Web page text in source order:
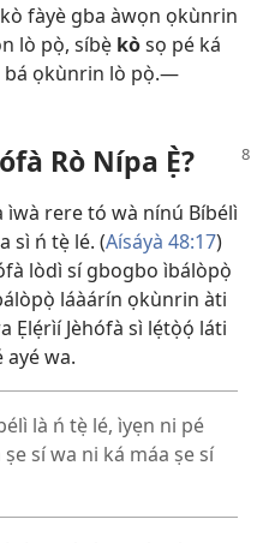
fàyè gba àwọn ọkùnrin
lò pọ̀, síbẹ̀ kòsọ pé ká
ọkùnrin lò pọ̀.—
Rò Nípa Ẹ̀?
ìwà rere tó wà nínú Bíbélì
sì ń tẹ̀ lé. (Aísáyà 48:17)
lòdì sí gbogbo ìbálòpọ̀
láàárín ọkùnrin àti
Ẹlẹ́rìí Jèhófà sì lẹ́tọ̀ọ́ láti
wa.
là ń tẹ̀ lé, ìyẹn ni pé
sí wa ni ká máa ṣe sí